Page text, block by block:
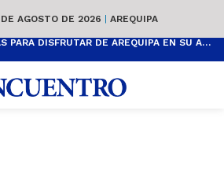
AGOSTO DE 2026 | AREQUIPA
ACTIVIDADES GRATUITAS PARA DISFRUTAR DE AREQUIPA EN SU ANIVERSARIO